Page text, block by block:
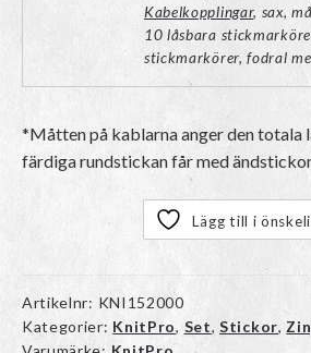
Kabelkopplingar, sax,
10 låsbara
stickmarkörer, fodral
*Måtten på kablarna anger den totala
färdiga rundstickan får med
Lägg till i
Artikelnr: KNI152000
Kategorier: KnitPro, Set,Stickor,